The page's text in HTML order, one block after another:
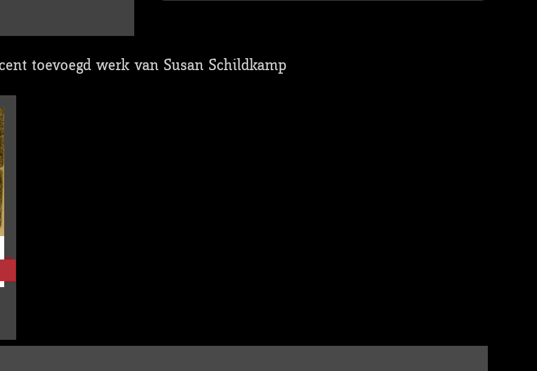
toevoegd werk van Susan Schildkamp